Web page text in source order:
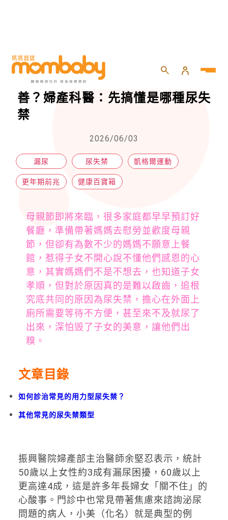
HOME 親子 健康百寶箱
更年期一用力就漏尿⋯頻尿如何改
善？婦產科醫：先搞懂是哪種尿失
禁
2026/06/03
漏尿 尿失禁 凱格爾運動
更年期前兆 健康百寶箱
母親節即將來臨，很多家庭都早早預訂好
餐廳，準備帶著媽媽去慰勞並歡度母親
節，但卻有為數不少的媽媽不願意上餐
館，惹得子女不開心說不懂他們感恩的心
意，其實媽媽們不是不想去，也知道子女
孝順，但對於原因真的是難以啟齒，追根
究底共同的原因為尿失禁，擔心在外面上
廁所需要等待不方便，甚至來不及就尿了
出來，深怕毁了子女的美意，讓他們出
糗。
文章目錄
如何診治常見的用力型尿失禁？
其他常見的尿失禁類型
振興醫院婦產部主治醫師余堅忍表示，統計
50歲以上女性約3成有漏尿困擾，60歲以上
更高達4成，這是許多年長婦女「關不住」的
心酸事。門診中也常見帶著焦慮來諮詢泌尿
問題的病人，小美（化名）就是典型的例